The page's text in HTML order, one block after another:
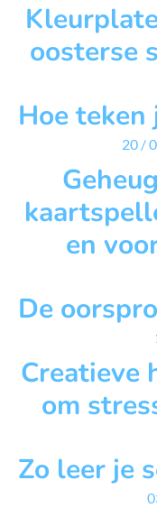
oosterse
Hoe teken
20 /
en
De
Creatieve
om
Zo leer je